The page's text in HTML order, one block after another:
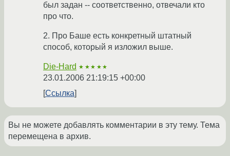
был задан -- соответственно, отвечали кто
про что.
2. Про Баше есть конкретный штатный
способ, который я изложил выше.
Die-Hard ★★★★★
23.01.2006 21:19:15 +00:00
Ссылка
Вы не можете добавлять комментарии в эту тему. Тема
перемещена в архив.